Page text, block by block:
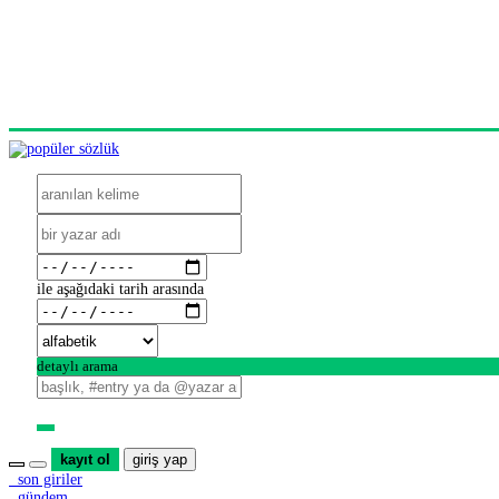
ile aşağıdaki tarih arasında
detaylı arama
kayıt ol
giriş yap
son giriler